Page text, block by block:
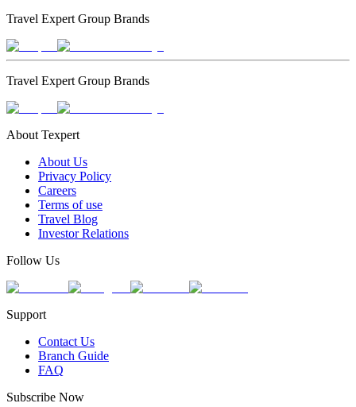
Travel Expert Group Brands
Travel Expert Group Brands
About Texpert
About Us
Privacy Policy
Careers
Terms of use
Travel Blog
Investor Relations
Follow Us
Support
Contact Us
Branch Guide
FAQ
Subscribe Now